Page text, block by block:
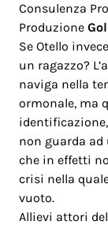
Consulenza
Produzione
Se Otello
un ragazzo?
naviga nella
ormonale, ma
non guarda
che in effetti
crisi nella
vuoto.
Allievi attori